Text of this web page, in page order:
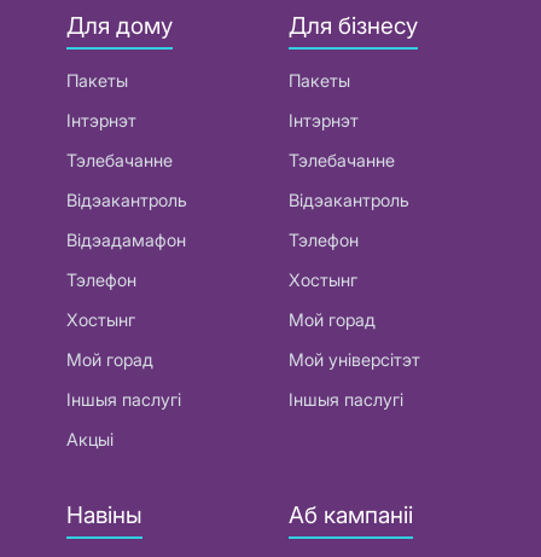
Для дому
Пакеты
Інтэрнэт
Тэлебачанне
Відэакантроль
Відэадамафон
Тэлефон
Хостынг
Мой горад
Іншыя паслугі
Акцыі
Для бізнесу
Пакеты
Інтэрнэт
Тэлебачанне
Відэакантроль
Тэлефон
Хостынг
Мой горад
Мой універсітэт
Іншыя паслугі
Навіны Аб кампаніі